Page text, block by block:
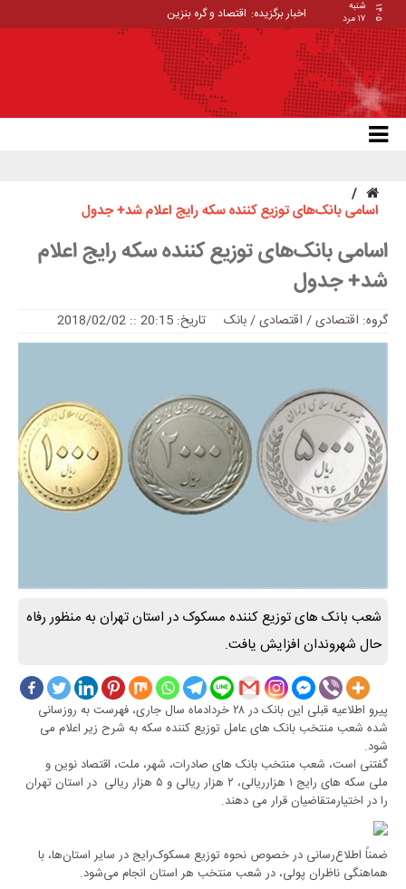
۱۴۰۵
شنبه
۱۷ مرد
اخبار برگزیده: _
اسامی بانک‌های توزیع کننده سکه رایج اعلام شد+ جدول
اسامی بانک‌های توزیع کننده سکه رایج اعلام
شد+ جدول
گروه: اقتصادی/ اقتصادی / بانک تاریخ: 20:15 :: 2018/02/02
شعب بانک های توزیع کننده مسکوک در استان تهران به منظور رفاه
حال شهروندان افزایش یافت.
پیرو اطلاعیه قبلی این بانک در ۲۸ خردادماه سال جاری، فهرست به روزسانی
شده شعب منتخب بانک های عامل توزیع کننده سکه به شرح زیر اعلام می
شود.
گفتنی است، شعب منتخب بانک های صادرات، شهر، ملت، اقتصاد نوین و
ملی سکه های رایج ۱ هزارریالی، ۲ هزار ریالی و ۵ هزار ریالی در استان تهران
را در اختیارمتقاضیان قرار می دهند.
ضمناً اطلاع‌رسانی در خصوص نحوه توزیع مسکوک‌رایج در‌ سایر استان‌ها، با
هماهنگی ناظران پولی، در شعب منتخب هر استان انجام می‌شود.